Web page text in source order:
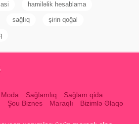
hamiləlik hesablama
sağlıq şirin qoğal
Sağlamlıq
Sağlam qida
Şou Biznes Maraqlı Bizimlə Əlaqə